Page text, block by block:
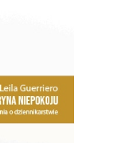
jednym
różnicę
a